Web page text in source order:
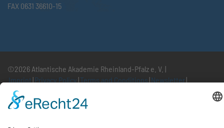
FAX 0631 36610-15
©2026 Atlantische Akademie Rheinland-Pfalz e. V. |
Imprint |Privacy Policy |Terms and Conditions |Newsletter|
Cookie settings